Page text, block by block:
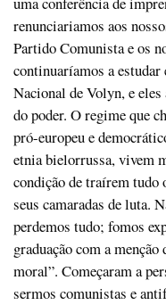
renunciariamos aos
Partido Comunista e os
continuaríamos a
Nacional de Volyn, e
do poder. O regime que
pró-europeu e
etnia bielorrussa, vivem
condição de traírem tudo
seus camaradas de luta.
perdemos tudo; fomos
graduação com a
moral”. Começaram a
sermos comunistas e